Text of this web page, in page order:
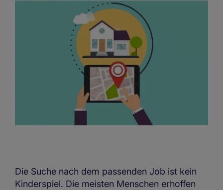
Die Suche nach dem passenden Job ist kein
Kinderspiel. Die meisten Menschen erhoffen